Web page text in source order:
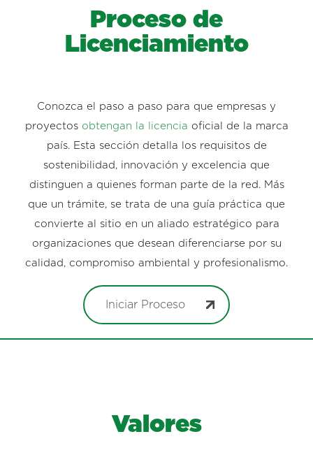
Proceso de
Licenciamiento
Conozca el paso a paso para que empresas y
proyectos obtengan la licencia oficial de la marca
país. Esta sección detalla los requisitos de
sostenibilidad, innovación y excelencia que
distinguen a quienes forman parte de la red. Más
que un trámite, se trata de una guía práctica que
convierte al sitio en un aliado estratégico para
organizaciones que desean diferenciarse por su
calidad, compromiso ambiental y profesionalismo.
Iniciar Proceso
Valores